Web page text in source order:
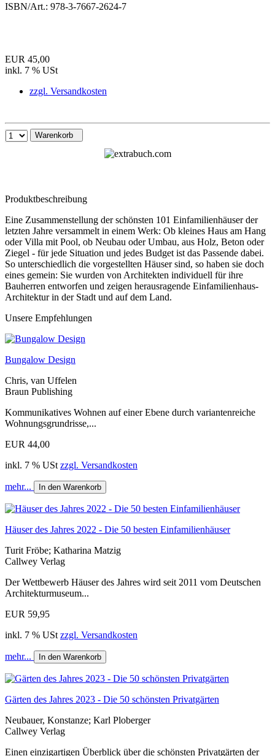
ISBN/Art.: 978-3-7667-2624-7
EUR 45,00
inkl. 7 % USt
zzgl. Versandkosten
Warenkorb
Produktbeschreibung
Eine Zusammenstellung der schönsten 101 Einfamilienhäuser der
letzten Jahre versammelt in einem Werk: Ob kleines Haus am Hang
oder Villa mit Pool, ob Neubau oder Umbau, aus Holz, Beton oder
Ziegel - für jede Situation und jedes Budget ist das Passende dabei.
So unterschiedlich die vorgestellten Häuser sind, so haben sie doch
eines gemein: Sie wurden von Architekten individuell für ihre
Bauherren entworfen und zeigen herausragende Einfamilienhaus-
Architektur in der Stadt und auf dem Land.
Unsere Empfehlungen
Bungalow Design
Chris, van Uffelen
Braun Publishing
Kommunikatives Wohnen auf einer Ebene durch variantenreiche
Wohnungsgrundrisse,...
EUR 44,00
inkl. 7 % USt zzgl. Versandkosten
mehr... In den Warenkorb
Häuser des Jahres 2022 - Die 50 besten Einfamilienhäuser
Turit Fröbe; Katharina Matzig
Callwey Verlag
Der Wettbewerb Häuser des Jahres wird seit 2011 vom Deutschen
Architekturmuseum...
EUR 59,95
inkl. 7 % USt zzgl. Versandkosten
mehr... In den Warenkorb
Gärten des Jahres 2023 - Die 50 schönsten Privatgärten
Neubauer, Konstanze; Karl Ploberger
Callwey Verlag
Einen einzigartigen Überblick über die schönsten Privatgärten der